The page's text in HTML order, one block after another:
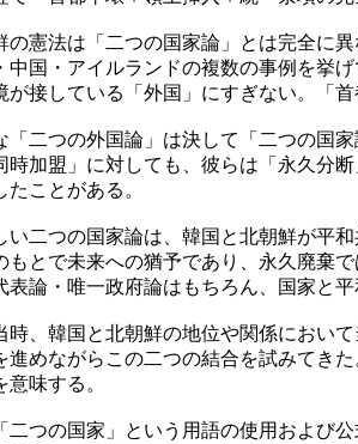
の憲法は「二つの国家論」とは完全に
中国・アイルランドの複数の事例を挙
が接している「外国」にすぎない。「
「二つの外国論」は決して「二つの国
時加盟」に対しても、彼らは「永久分
ことがある。
い二つの国家論は、韓国と北朝鮮が平
もとで未来への猶予であり、永久廃棄
表論・唯一政府論はもちろん、国家と
時、韓国と北朝鮮の地位や関係におい
進めながらこの二つの結合を試みてき
味する。
二つの国家」という用語の使用および